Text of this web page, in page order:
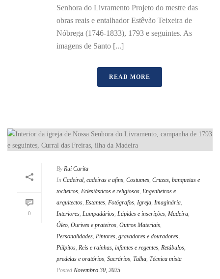
Senhora do Livramento Projeto do mestre das
obras reais e entalhador Estêvão Teixeira de
Nóbrega (1746-1833), 1793 e seguintes. As
imagens de Santo [...]
READ MORE
0
By Rui Carita
In Cadeiral, cadeiras e afins, Costumes, Cruzes, banquetas e
tocheiros, Eclesiásticos e religiosos, Engenheiros e
arquitectos, Estantes, Fotógrafos, Igreja, Imaginária,
Interiores, Lampadários, Lápides e inscrições, Madeira,
Óleo, Ourives e prateiros, Outros Materiais,
Personalidades, Pintores, gravadores e douradores,
Púlpitos, Reis e rainhas, infantes e regentes, Retábulos,
predelas e oratórios, Sacrários, Talha, Técnica mista
Posted Novembro 30, 2025